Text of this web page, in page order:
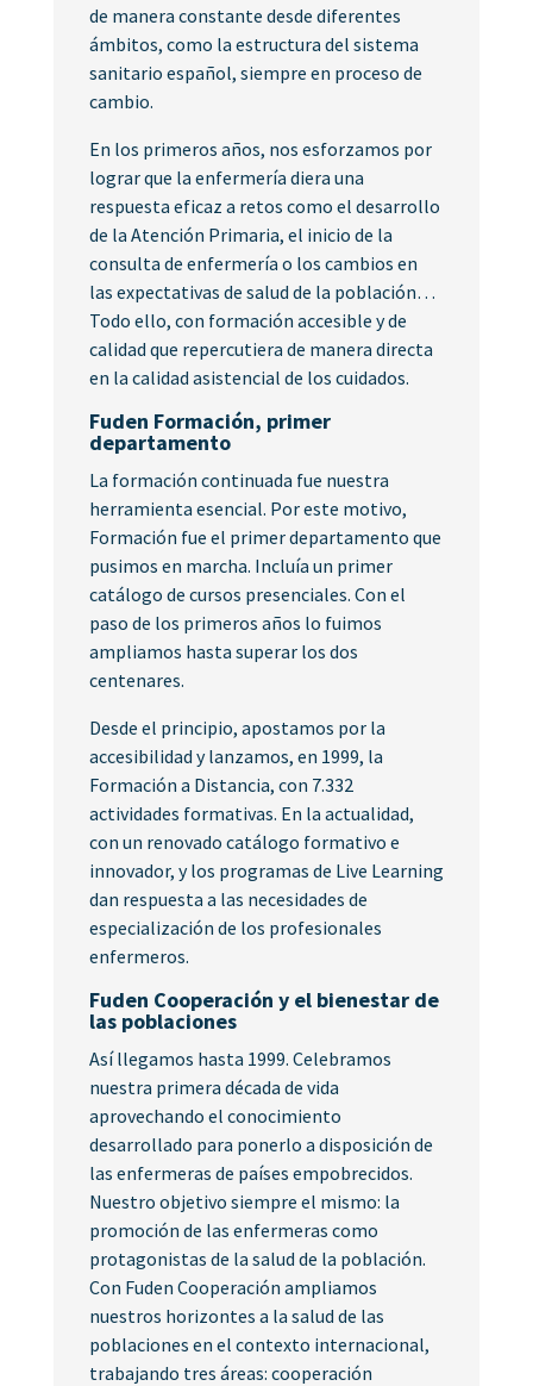
de manera constante desde diferentes
ámbitos, como la estructura del sistema
sanitario español, siempre en proceso de
cambio.
En los primeros años, nos esforzamos por
lograr que la enfermería diera una
respuesta eficaz a retos como el desarrollo
de la Atención Primaria, el inicio de la
consulta de enfermería o los cambios en
las expectativas de salud de la población…
Todo ello, con formación accesible y de
calidad que repercutiera de manera directa
en la calidad asistencial de los cuidados.
Fuden Formación, primer
departamento
La formación continuada fue nuestra
herramienta esencial. Por este motivo,
Formación fue el primer departamento que
pusimos en marcha. Incluía un primer
catálogo de cursos presenciales. Con el
paso de los primeros años lo fuimos
ampliamos hasta superar los dos
centenares.
Desde el principio, apostamos por la
accesibilidad y lanzamos, en 1999, la
Formación a Distancia, con 7.332
actividades formativas. En la actualidad,
con un renovado catálogo formativo e
innovador, y los programas de Live Learning
dan respuesta a las necesidades de
especialización de los profesionales
enfermeros.
Fuden Cooperación y el bienestar de
las poblaciones
Así llegamos hasta 1999. Celebramos
nuestra primera década de vida
aprovechando el conocimiento
desarrollado para ponerlo a disposición de
las enfermeras de países empobrecidos.
Nuestro objetivo siempre el mismo: la
promoción de las enfermeras como
protagonistas de la salud de la población.
Con Fuden Cooperación ampliamos
nuestros horizontes a la salud de las
poblaciones en el contexto internacional,
trabajando tres áreas: cooperación